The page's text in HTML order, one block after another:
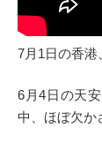
7月1日の香港
6月4日の天
中、ほぼ欠か